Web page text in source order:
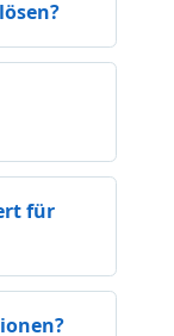
für